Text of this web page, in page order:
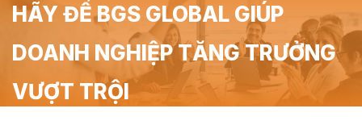
HÃY ĐỂ BGS GLOBAL GIÚP
DOANH NGHIỆP TĂNG TRƯỞNG
VƯỢT TRỘI